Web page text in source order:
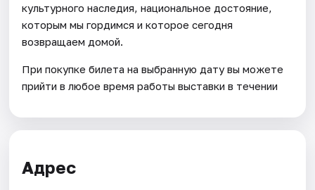
культурного наследия, национальное достояние,
которым мы гордимся и которое сегодня
возвращаем домой.
При покупке билета на выбранную дату вы можете
прийти в любое время работы выставки в течении
Адрес